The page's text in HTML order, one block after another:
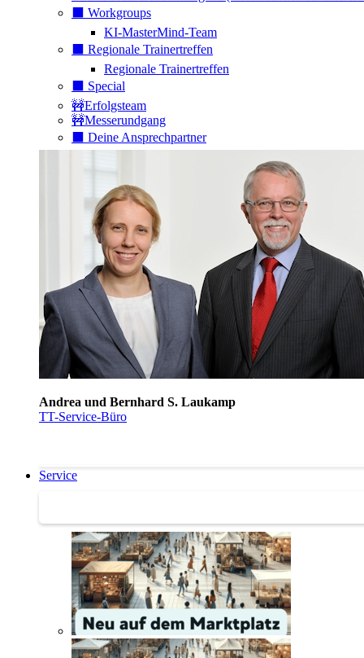
⬛️ Workgroups
KI-MasterMind-Team
⬛️ Regionale Trainertreffen
Regionale Trainertreffen
⬛️ Special
🚧Erfolgsteam
🚧Messerundgang
⬛️ Deine Ansprechpartner
Andrea und Bernhard S. Laukamp
TT-Service-Büro
Service